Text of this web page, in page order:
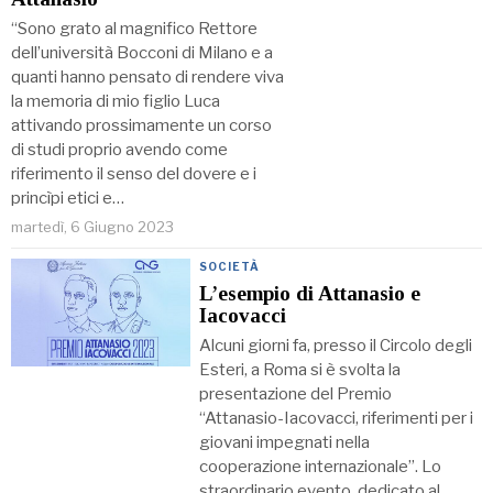
“Sono grato al magnifico Rettore
dell’università Bocconi di Milano e a
quanti hanno pensato di rendere viva
la memoria di mio figlio Luca
attivando prossimamente un corso
di studi proprio avendo come
riferimento il senso del dovere e i
princìpi etici e…
martedì, 6 Giugno 2023
SOCIETÀ
L’esempio di Attanasio e
Iacovacci
Alcuni giorni fa, presso il Circolo degli
Esteri, a Roma si è svolta la
presentazione del Premio
“Attanasio-Iacovacci, riferimenti per i
giovani impegnati nella
cooperazione internazionale”. Lo